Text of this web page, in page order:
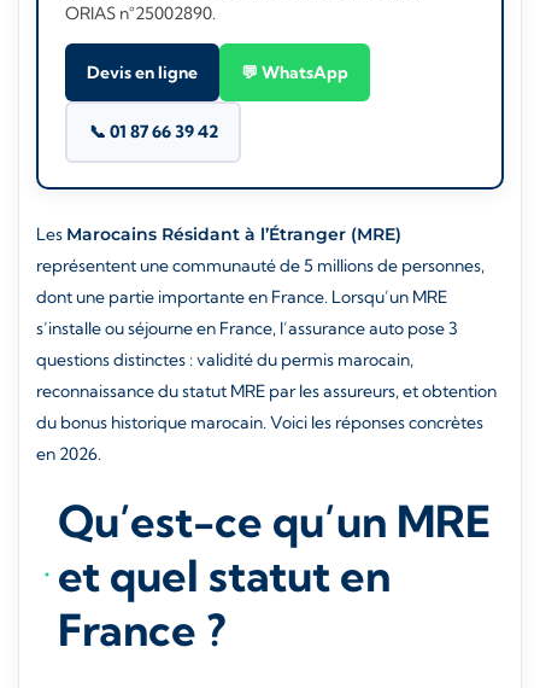
ORIAS n°25002890.
Devis en ligne 💬 WhatsApp
📞 01 87 66 39 42
Les Marocains Résidant à l’Étranger (MRE)
représentent une communauté de 5 millions de personnes,
dont une partie importante en France. Lorsqu’un MRE
s’installe ou séjourne en France, l’assurance auto pose 3
questions distinctes : validité du permis marocain,
reconnaissance du statut MRE par les assureurs, et obtention
du bonus historique marocain. Voici les réponses concrètes
en 2026.
Qu’est-ce qu’un MRE
et quel statut en
France ?